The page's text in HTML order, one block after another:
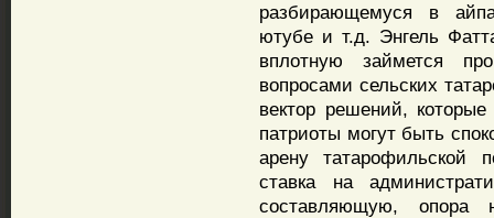
разбирающемуся в
ютубе и т.д. Энгель
вплотную займется
вопросами сельских
вектор решений,
патриоты могут быть
арену татарофильской
ставка на
составляющую, опора